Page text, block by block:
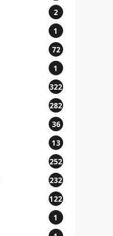
2
1
72
1
322
282
36
13
252
232
122
1